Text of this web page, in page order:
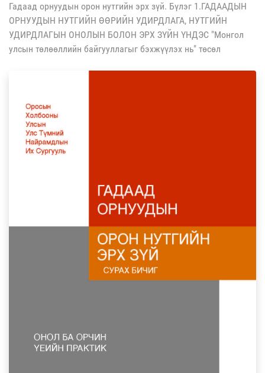
Гадаад орнуудын орон нутгийн эрх зүй. Бүлэг 1.ГАДААДЫН
ОРНУУДЫН НУТГИЙН ӨӨРИЙН УДИРДЛАГА, НУТГИЙН
УДИРДЛАГЫН ОНОЛЫН БОЛОН ЭРХ ЗҮЙН ҮНДЭС "Монгол
улсын төлөөллийн байгууллагыг бэхжүүлэх нь" төсөл